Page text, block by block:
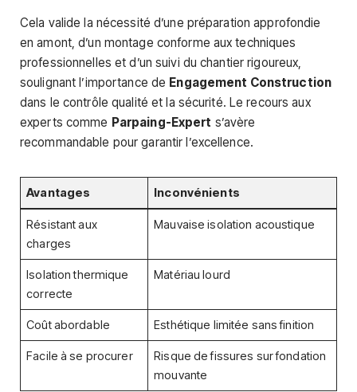
Cela valide la nécessité d’une préparation approfondie
en amont, d’un montage conforme aux techniques
professionnelles et d’un suivi du chantier rigoureux,
soulignant l’importance de Engagement Construction
dans le contrôle qualité et la sécurité. Le recours aux
experts comme Parpaing-Expert s’avère
recommandable pour garantir l’excellence.
Avantages Inconvénients
Résistant aux
charges
Mauvaise isolation acoustique
Isolation thermique
correcte
Matériau lourd
Coût abordable Esthétique limitée sans finition
Facile à se procurer
Risque de fissures sur fondation
mouvante